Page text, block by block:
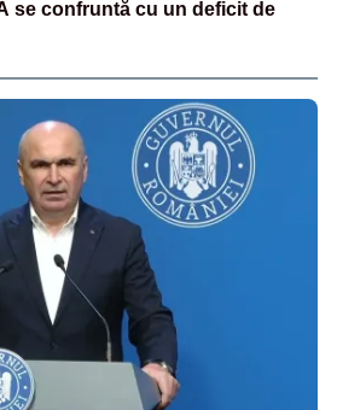
se confruntă cu un deficit de